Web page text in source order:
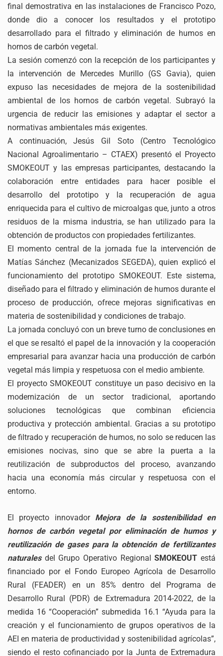
final demostrativa en las instalaciones de Francisco Pozo,
donde dio a conocer los resultados y el prototipo
desarrollado para el filtrado y eliminación de humos en
hornos de carbón vegetal.
La sesión comenzó con la recepción de los participantes y
la intervención de Mercedes Murillo (GS Gavia), quien
expuso las necesidades de mejora de la sostenibilidad
ambiental de los hornos de carbón vegetal. Subrayó la
urgencia de reducir las emisiones y adaptar el sector a
normativas ambientales más exigentes.
A continuación, Jesús Gil Soto (Centro Tecnológico
Nacional Agroalimentario – CTAEX) presentó el Proyecto
SMOKEOUT y las empresas participantes, destacando la
colaboración entre entidades para hacer posible el
desarrollo del prototipo y la recuperación de agua
enriquecida para el cultivo de microalgas que, junto a otros
residuos de la misma industria, se han utilizado para la
obtención de productos con propiedades fertilizantes.
El momento central de la jornada fue la intervención de
Matías Sánchez (Mecanizados SEGEDA), quien explicó el
funcionamiento del prototipo SMOKEOUT. Este sistema,
diseñado para el filtrado y eliminación de humos durante el
proceso de producción, ofrece mejoras significativas en
materia de sostenibilidad y condiciones de trabajo.
La jornada concluyó con un breve turno de conclusiones en
el que se resaltó el papel de la innovación y la cooperación
empresarial para avanzar hacia una producción de carbón
vegetal más limpia y respetuosa con el medio ambiente.
El proyecto SMOKEOUT constituye un paso decisivo en la
modernización de un sector tradicional, aportando
soluciones tecnológicas que combinan eficiencia
productiva y protección ambiental. Gracias a su prototipo
de filtrado y recuperación de humos, no solo se reducen las
emisiones nocivas, sino que se abre la puerta a la
reutilización de subproductos del proceso, avanzando
hacia una economía más circular y respetuosa con el
entorno.
El proyecto innovador Mejora de la sostenibilidad en
hornos de carbón vegetal por eliminación de humos y
reutilización de gases para la obtención de fertilizantes
naturalesdel Grupo Operativo RegionalSMOKEOUT está
financiado por el Fondo Europeo Agrícola de Desarrollo
Rural (FEADER) en un 85% dentro del Programa de
Desarrollo Rural (PDR) de Extremadura 2014-2022, de la
medida 16 “Cooperación” submedida 16.1 “Ayuda para la
creación y el funcionamiento de grupos operativos de la
AEI en materia de productividad y sostenibilidad agrícolas”,
siendo el resto cofinanciado por la Junta de Extremadura